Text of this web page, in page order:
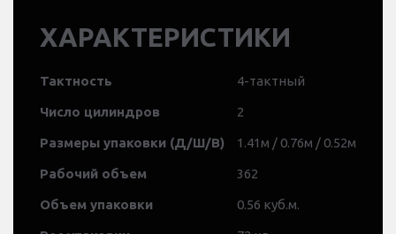
ХАРАКТЕРИСТИКИ
Тактность 4-тактный
Число цилиндров 2
Размеры упаковки (Д/Ш/В) 1.41м / 0.76м / 0.52м
Рабочий объем 362
Объем упаковки 0.56 куб.м.